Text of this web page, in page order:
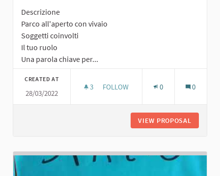
Descrizione
Parco all'aperto con vivaio
Soggetti coinvolti
Il tuo ruolo
Una parola chiave per...
CREATED AT
28/03/2022
3 3 FOLLOWERS
FOLLOW 0 0
VIEW PROPOSAL